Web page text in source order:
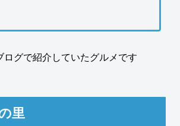
ログで紹介していたグルメです
里